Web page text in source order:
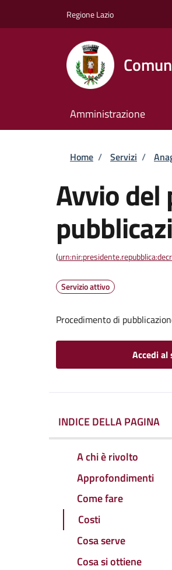
Regione Lazio
Amministrazione
Briciole
Home / Servizi /
Avvio
(
Servizio attivo
Procedimento di
Accedi al
INDICE DELLA PAGINA
A chi è rivolto
Approfondimenti
Come fare
Costi
Cosa serve
Cosa si ottiene